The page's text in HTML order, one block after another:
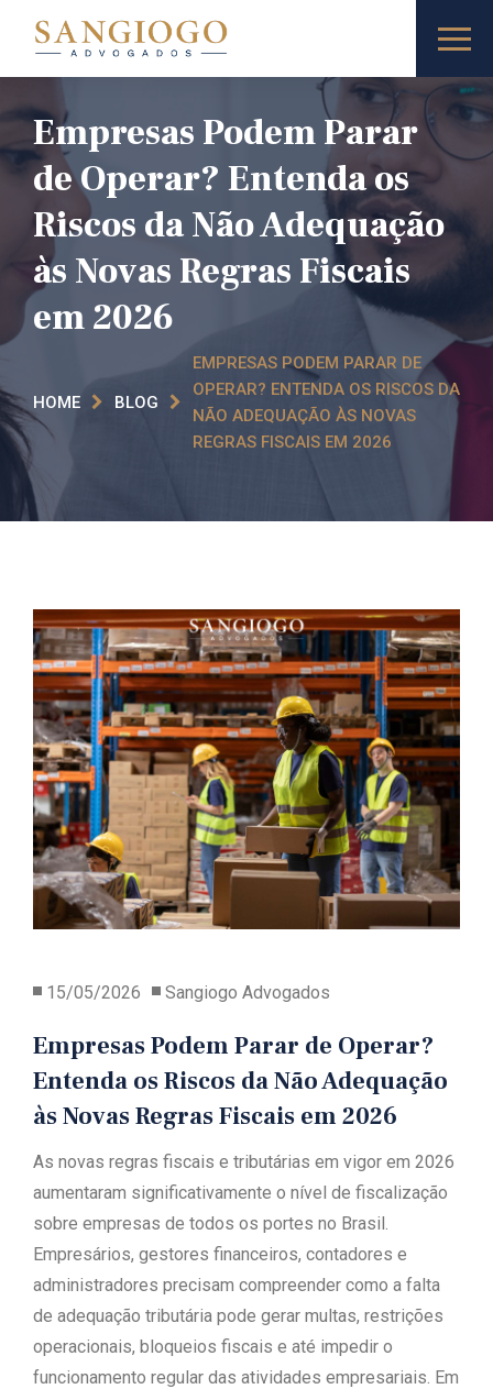
Empresas Podem Parar
de Operar? Entenda os
Riscos da Não Adequação
às Novas Regras Fiscais
em 2026
HOME BLOG
EMPRESAS PODEM PARAR DE
OPERAR? ENTENDA OS RISCOS DA
NÃO ADEQUAÇÃO ÀS NOVAS
REGRAS FISCAIS EM 2026
15/05/2026 Sangiogo Advogados
Empresas Podem Parar de Operar?
Entenda os Riscos da Não Adequação
às Novas Regras Fiscais em 2026
As novas regras fiscais e tributárias em vigor em 2026
aumentaram significativamente o nível de fiscalização
sobre empresas de todos os portes no Brasil.
Empresários, gestores financeiros, contadores e
administradores precisam compreender como a falta
de adequação tributária pode gerar multas, restrições
operacionais, bloqueios fiscais e até impedir o
funcionamento regular das atividades empresariais. Em